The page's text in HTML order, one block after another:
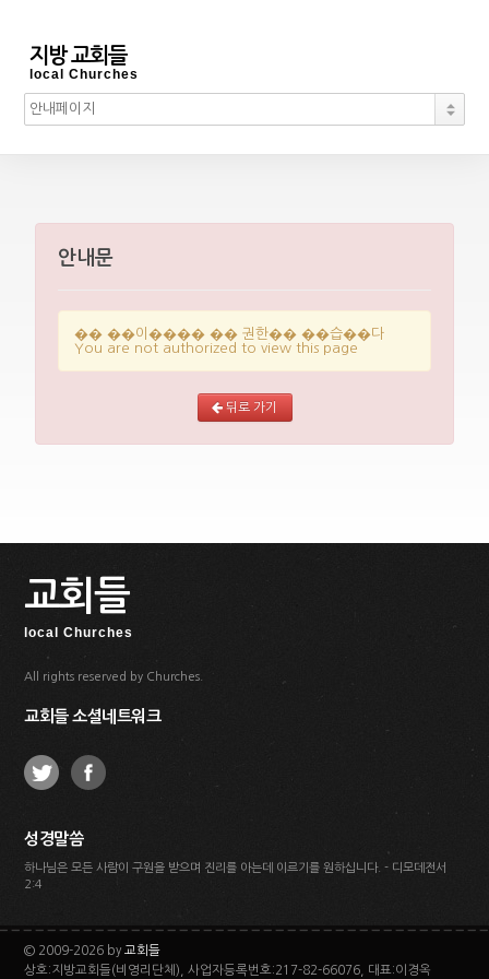
지방 교회들
local Churches
안내문
�� ��이���� �� 권한�� ��습��다
You are not authorized to view this page
뒤로 가기
교회들
local Churches
All rights reserved by Churches.
교회들 소셜네트워크
성경말씀
하나님은 모든 사람이 구원을 받으며 진리를 아는데 이르기를 원하십니다. - 디모데전서
2:4
© 2009-2026 by교회들
상호:지방교회들(비영리단체), 사업자등록번호:217-82-66076, 대표:이경옥